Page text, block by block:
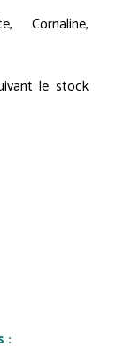
Cornaline,
le stock
: